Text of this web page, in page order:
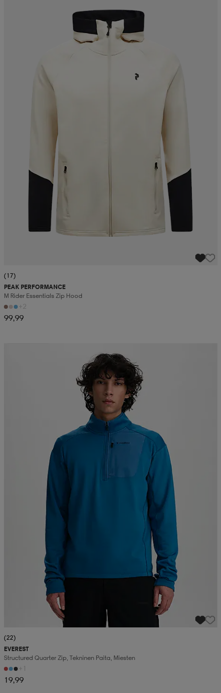
(17)
PEAK PERFORMANCE
M Rider Essentials Zip Hood
+2
99,99
(22)
EVEREST
Structured Quarter Zip, Tekninen Paita, Miesten
+1
19,99